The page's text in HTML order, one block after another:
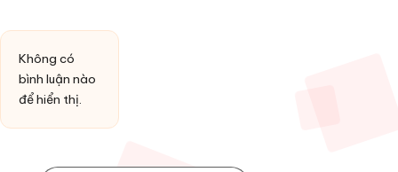
Không có
bình luận nào
để hiển thị.